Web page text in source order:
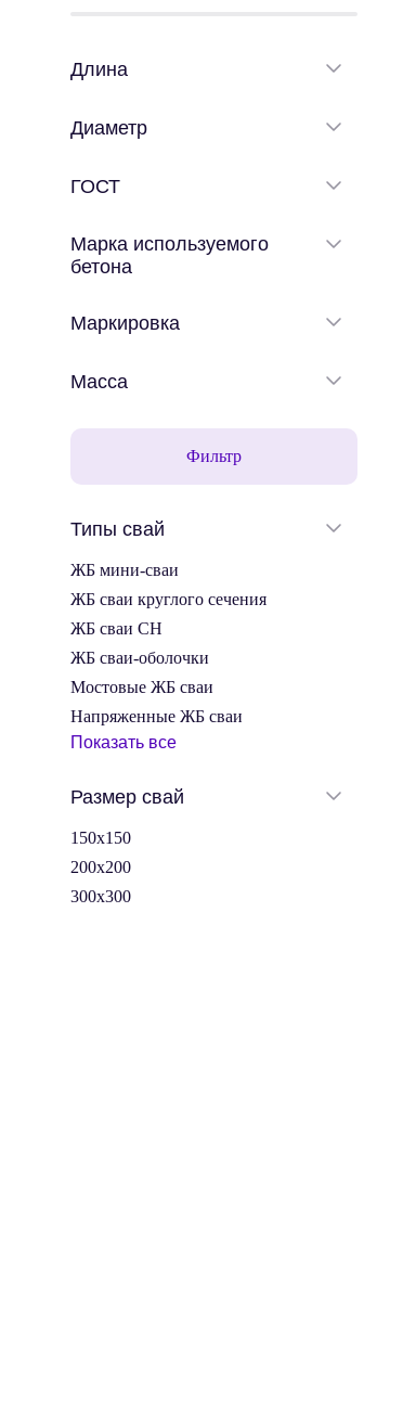
Длина
Диаметр
ГОСТ
Марка используемого
бетона
Маркировка
Масса
Фильтр
Типы свай
ЖБ мини-сваи
ЖБ сваи круглого сечения
ЖБ сваи СН
ЖБ сваи-оболочки
Мостовые ЖБ сваи
Напряженные ЖБ сваи
Показать все
Размер свай
150x150
200x200
300x300